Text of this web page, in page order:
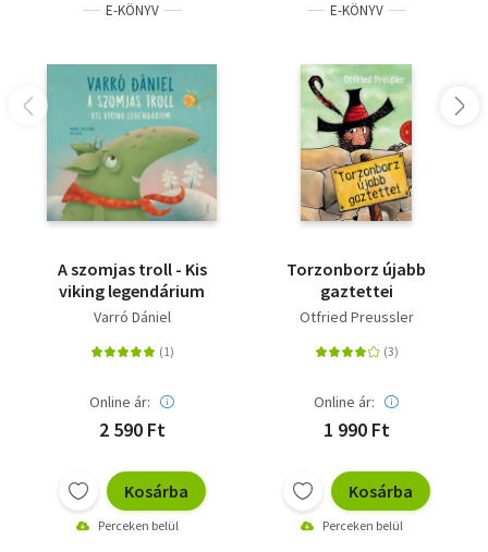
E-KÖNYV
A szomjas troll - Kis
viking legendárium
Varró Dániel
Online ár:
2 590 Ft
Kosárba
Perceken belül
E-KÖNYV
Torzonborz újabb
gaztettei
Otfried Preussler
Online ár:
1 990 Ft
Kosárba
Perceken belül